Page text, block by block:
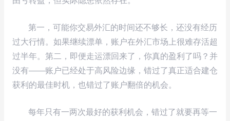
第一，可能你交易外汇的时间还不够长，还没有经历
过大行情。如果继续漂单，账户在外汇市场上很难存活超
过半年。第二，即便走运漂回来了，你真的盈利了吗？并
没有——账户已经处于高风险边缘，错过了真正适合建仓
获利的最佳时机，也错过了账户翻倍的机会。
每年只有一两次最好的获利机会，错过了就要再等一